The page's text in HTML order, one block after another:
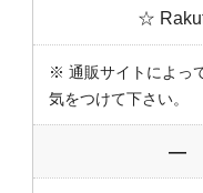
☆
※ 通販サイトによっ
気をつけて下さい。
―